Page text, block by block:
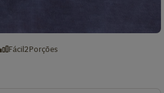
Fácil2Porções